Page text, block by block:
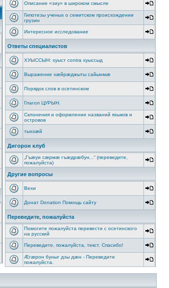
Описание «зиу» в широком смысле
Гипотезы ученых о семитском происхождении
грузин
Интересное исследование
Ответы специалистов
ХУЫССЫН: хуыст contra хуыссыд
Выражение хæйрæджыты сайынмæ
Порядок слов в осетинском
Глагол ЦУРЫН.
Склонения и оформление названий языков и
островов
тыххӕй
Дигорон клуб
„Гъæуи сæрмæ гъæдрæбун...“ (переведите,
пожалуйста)
Другие вопросы
Вехи
Донат Donation Помощь сайту
Переведите, пожалуйста
Помогите пожалуйста перевести с осетинского
на русский
Переведите, пожалуйста, текст. Спасибо!
Æгæрон буныг дзы дæн - Переведите
пожалуйста.